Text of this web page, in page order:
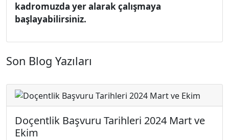
kadromuzda yer alarak çalışmaya
başlayabilirsiniz.
Son Blog Yazıları
Doçentlik Başvuru Tarihleri 2024 Mart ve
Ekim